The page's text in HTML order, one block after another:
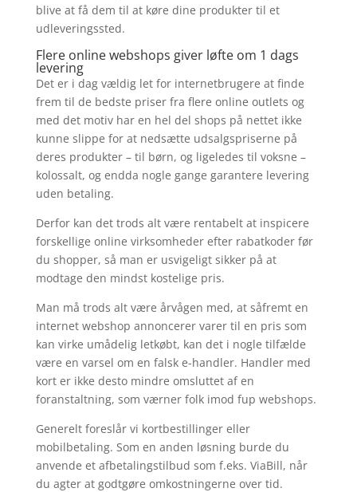
blive at få dem til at køre dine produkter til et
udleveringssted.
Flere online webshops giver løfte om 1 dags
levering
Det er i dag vældig let for internetbrugere at finde
frem til de bedste priser fra flere online outlets og
med det motiv har en hel del shops på nettet ikke
kunne slippe for at nedsætte udsalgspriserne på
deres produkter – til børn, og ligeledes til voksne –
kolossalt, og endda nogle gange garantere levering
uden betaling.
Derfor kan det trods alt være rentabelt at inspicere
forskellige online virksomheder efter rabatkoder før
du shopper, så man er usvigeligt sikker på at
modtage den mindst kostelige pris.
Man må trods alt være årvågen med, at såfremt en
internet webshop annoncerer varer til en pris som
kan virke umådelig letkøbt, kan det i nogle tilfælde
være en varsel om en falsk e-handler. Handler med
kort er ikke desto mindre omsluttet af en
foranstaltning, som værner folk imod fup webshops.
Generelt foreslår vi kortbestillinger eller
mobilbetaling. Som en anden løsning burde du
anvende et afbetalingstilbud som f.eks. ViaBill, når
du agter at godtgøre omkostningerne over tid.